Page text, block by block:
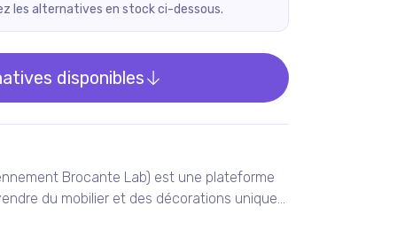
les alternatives en stock ci-dessous.
disponibles
Brocante Lab) est une plateforme
du mobilier et des décorations uniques